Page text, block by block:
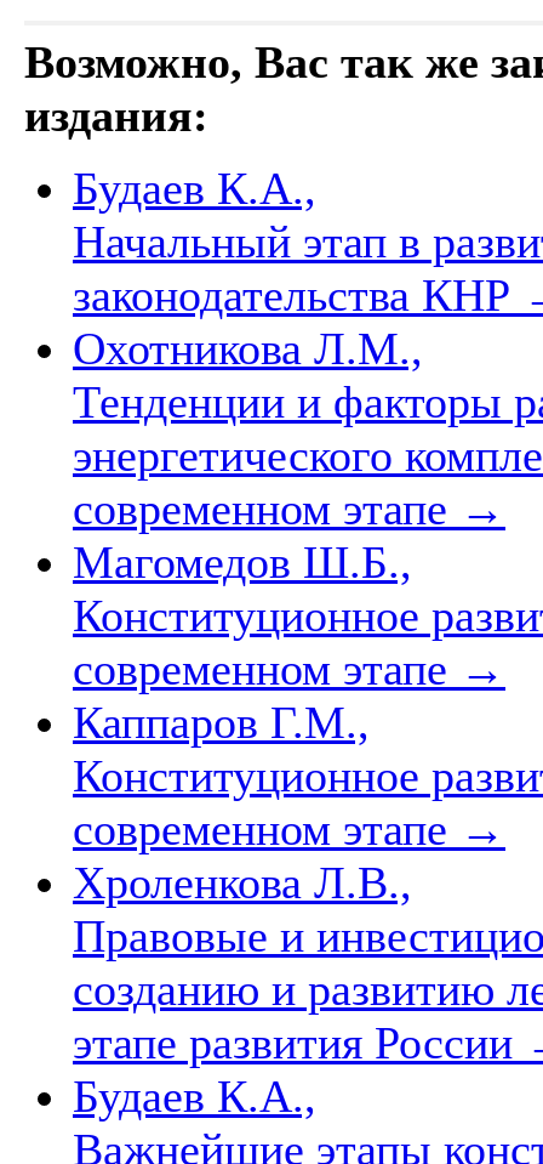
Возможно, Вас так же
издания:
Будаев К.А.,
Начальный этап в
законодательства КНР
Охотникова Л.М.,
Тенденции и факторы
энергетического
современном этапе →
Магомедов Ш.Б.,
Конституционное
современном этапе →
Каппаров Г.М.,
Конституционное
современном этапе →
Хроленкова Л.В.,
Правовые и
созданию и развитию
этапе развития России
Будаев К.А.,
Важнейшие этапы